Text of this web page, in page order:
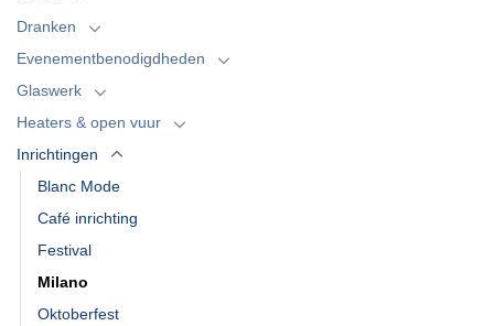
Dranken
Evenementbenodigdheden
Glaswerk
Heaters & open vuur
Inrichtingen
Blanc Mode
Café inrichting
Festival
Milano
Oktoberfest